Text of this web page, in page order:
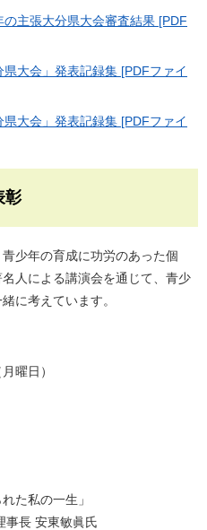
主張大分県大会審査結果 [PDF
大会」発表記録集 [PDFファイ
大会」発表記録集 [PDFファイ
彰
少年の育成に功労のあった個
人による講演会を通じて、青少
に考えています。
曜日）
た私の一生」
事長 安東敏眞氏